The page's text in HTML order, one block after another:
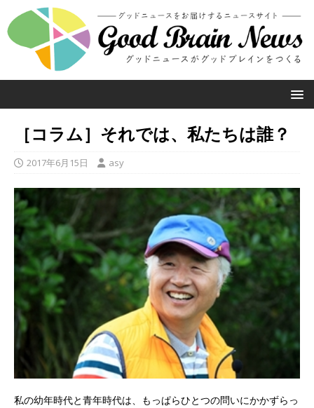
［コラム］それでは、私たちは誰？
2017年6月15日 asy
私の幼年時代と青年時代は、もっぱらひとつの問いにかかずらっ